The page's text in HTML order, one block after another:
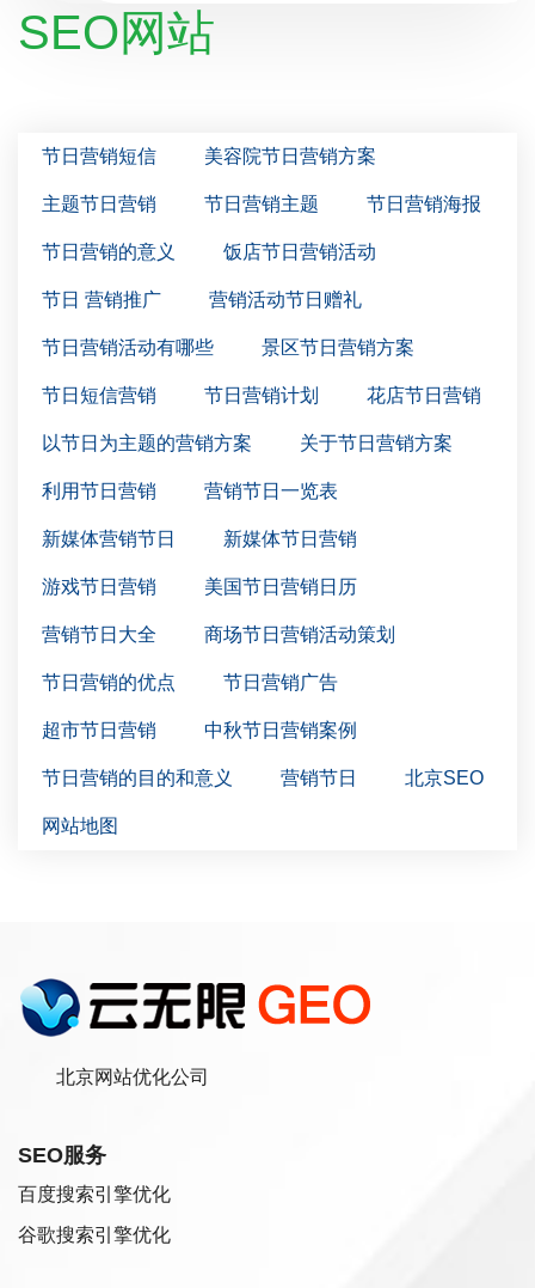
SEO网站
节日营销短信 美容院节日营销方案
主题节日营销 节日营销主题 节日营销海报
节日营销的意义 饭店节日营销活动
节日 营销推广 营销活动节日赠礼
节日营销活动有哪些 景区节日营销方案
节日短信营销 节日营销计划 花店节日营销
以节日为主题的营销方案 关于节日营销方案
利用节日营销 营销节日一览表
新媒体营销节日 新媒体节日营销
游戏节日营销 美国节日营销日历
营销节日大全 商场节日营销活动策划
节日营销的优点 节日营销广告
超市节日营销 中秋节日营销案例
节日营销的目的和意义 营销节日 北京SEO
网站地图
北京网站优化公司
SEO服务
百度搜索引擎优化
谷歌搜索引擎优化